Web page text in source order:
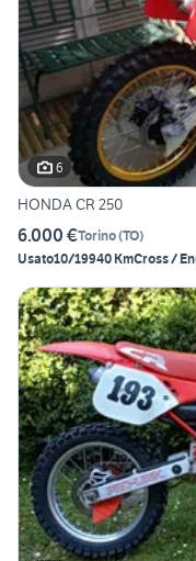
6
HONDA CR 250
6.000 €Torino(TO)
Usato10/19940 KmCross /